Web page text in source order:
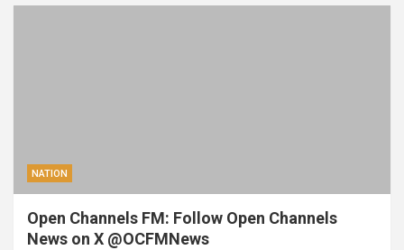
NATION
Open Channels FM: Follow Open Channels
News on X @OCFMNews